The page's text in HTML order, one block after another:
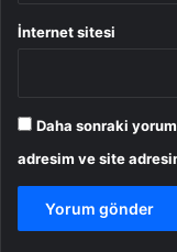
İnternet sitesi
Daha sonraki
adresim ve site